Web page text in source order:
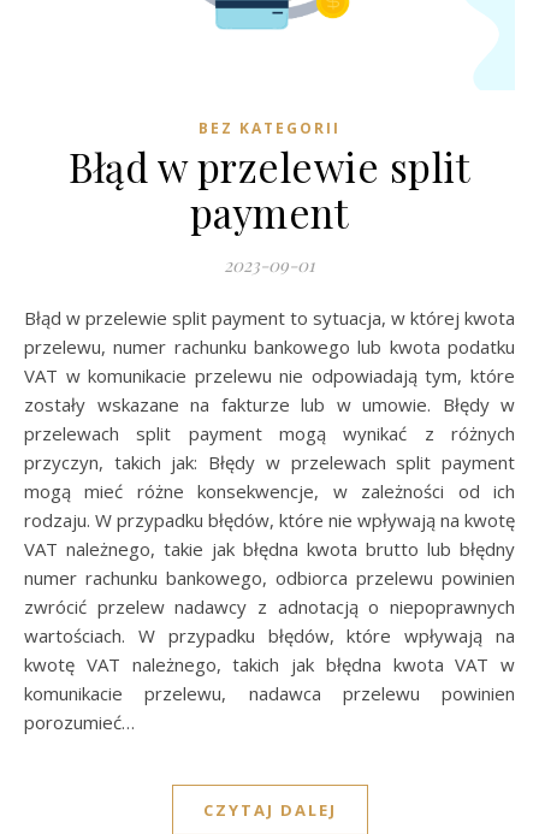
BEZ KATEGORII
Błąd w przelewie split
payment
2023-09-01
Błąd w przelewie split payment to sytuacja, w której kwota
przelewu, numer rachunku bankowego lub kwota podatku
VAT w komunikacie przelewu nie odpowiadają tym, które
zostały wskazane na fakturze lub w umowie. Błędy w
przelewach split payment mogą wynikać z różnych
przyczyn, takich jak: Błędy w przelewach split payment
mogą mieć różne konsekwencje, w zależności od ich
rodzaju. W przypadku błędów, które nie wpływają na kwotę
VAT należnego, takie jak błędna kwota brutto lub błędny
numer rachunku bankowego, odbiorca przelewu powinien
zwrócić przelew nadawcy z adnotacją o niepoprawnych
wartościach. W przypadku błędów, które wpływają na
kwotę VAT należnego, takich jak błędna kwota VAT w
komunikacie przelewu, nadawca przelewu powinien
porozumieć…
CZYTAJ DALEJ